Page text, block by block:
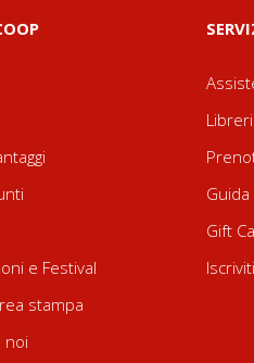
e Festival
stampa
noi
Gift